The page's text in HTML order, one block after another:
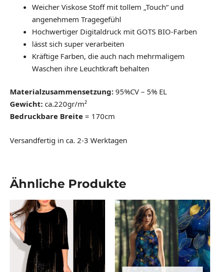
Weicher Viskose Stoff mit tollem „Touch“ und
angenehmem Tragegefühl
Hochwertiger Digitaldruck mit GOTS BIO-Farben
lässt sich super verarbeiten
Kräftige Farben, die auch nach mehrmaligem
Waschen ihre Leuchtkraft behalten
Materialzusammensetzung: 95%CV – 5% EL
Gewicht: ca.220gr/m²
Bedruckbare Breite = 170cm
Versandfertig in ca. 2-3 Werktagen
Ähnliche Produkte